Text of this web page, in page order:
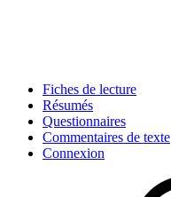
Fiches de lecture
Résumés
Questionnaires
Commentaires de texte
Connexion